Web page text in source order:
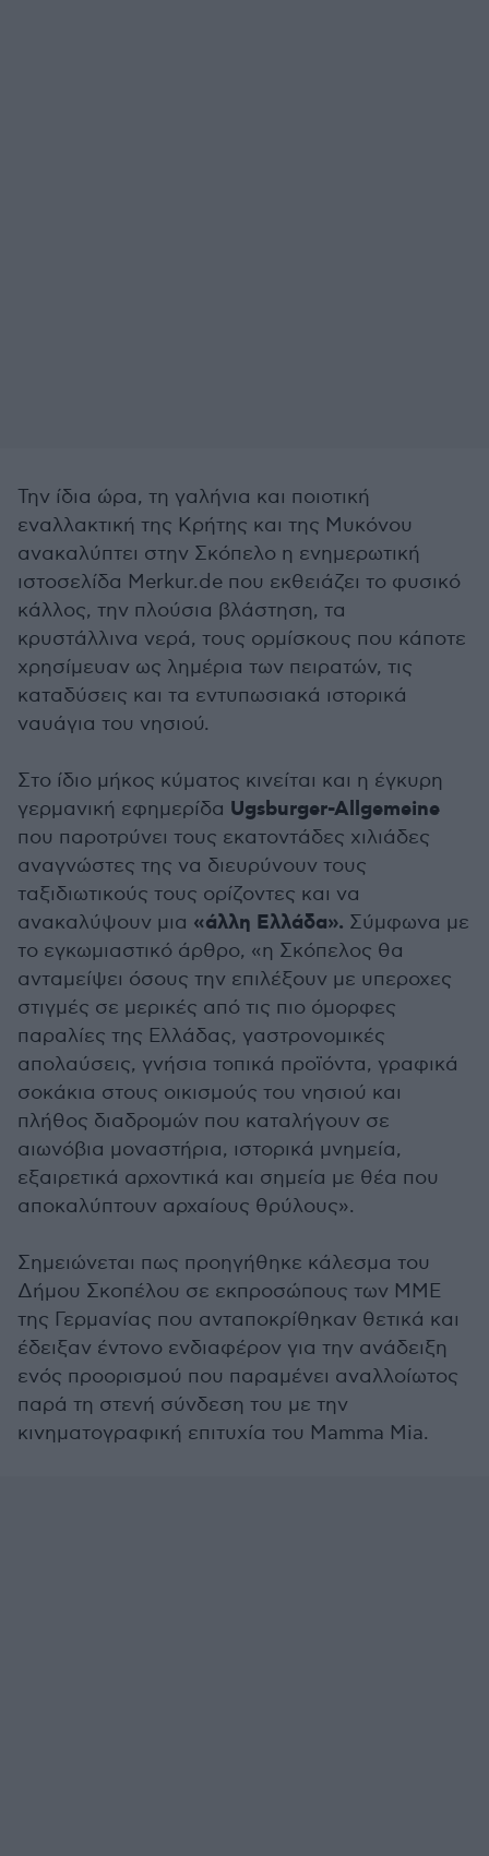
Την ίδια ώρα, τη γαλήνια και ποιοτική
εναλλακτική της Κρήτης και της Μυκόνου
ανακαλύπτει στην Σκόπελο η ενημερωτική
ιστοσελίδα Merkur.de που εκθειάζει το φυσικό
κάλλος, την πλούσια βλάστηση, τα
κρυστάλλινα νερά, τους ορμίσκους που κάποτε
χρησίμευαν ως λημέρια των πειρατών, τις
καταδύσεις και τα εντυπωσιακά ιστορικά
ναυάγια του νησιού.
Στο ίδιο μήκος κύματος κινείται και η έγκυρη
γερμανική εφημερίδα Ugsburger-Allgemeine
που παροτρύνει τους εκατοντάδες χιλιάδες
αναγνώστες της να διευρύνουν τους
ταξιδιωτικούς τους ορίζοντες και να
ανακαλύψουν μια «άλλη Ελλάδα». Σύμφωνα με
το εγκωμιαστικό άρθρο, «η Σκόπελος θα
ανταμείψει όσους την επιλέξουν με υπεροχες
στιγμές σε μερικές από τις πιο όμορφες
παραλίες της Ελλάδας, γαστρονομικές
απολαύσεις​, γνήσια τοπικά προϊόντα, γραφικά
σοκάκια στους οικισμούς του νησιού και
πλήθος διαδρομών που καταλήγουν σε
αιωνόβια μοναστήρια, ιστορικά μνημεία,
εξαιρετικά αρχοντικά και σημεία με θέα που
αποκαλύπτουν αρχαίους θρύλους».
Σημειώνεται πως προηγήθηκε κάλεσμα του
Δήμου Σκοπέλου σε εκπροσώπους των ΜΜΕ
της Γερμανίας που ανταποκρίθηκαν θετικά και
έδειξαν έντονο ενδιαφέρον για την ανάδειξη
ενός προορισμού που παραμένει αναλλοίωτος
παρά τη στενή σύνδεση του με την
κινηματογραφική επιτυχία του Mamma Mia.